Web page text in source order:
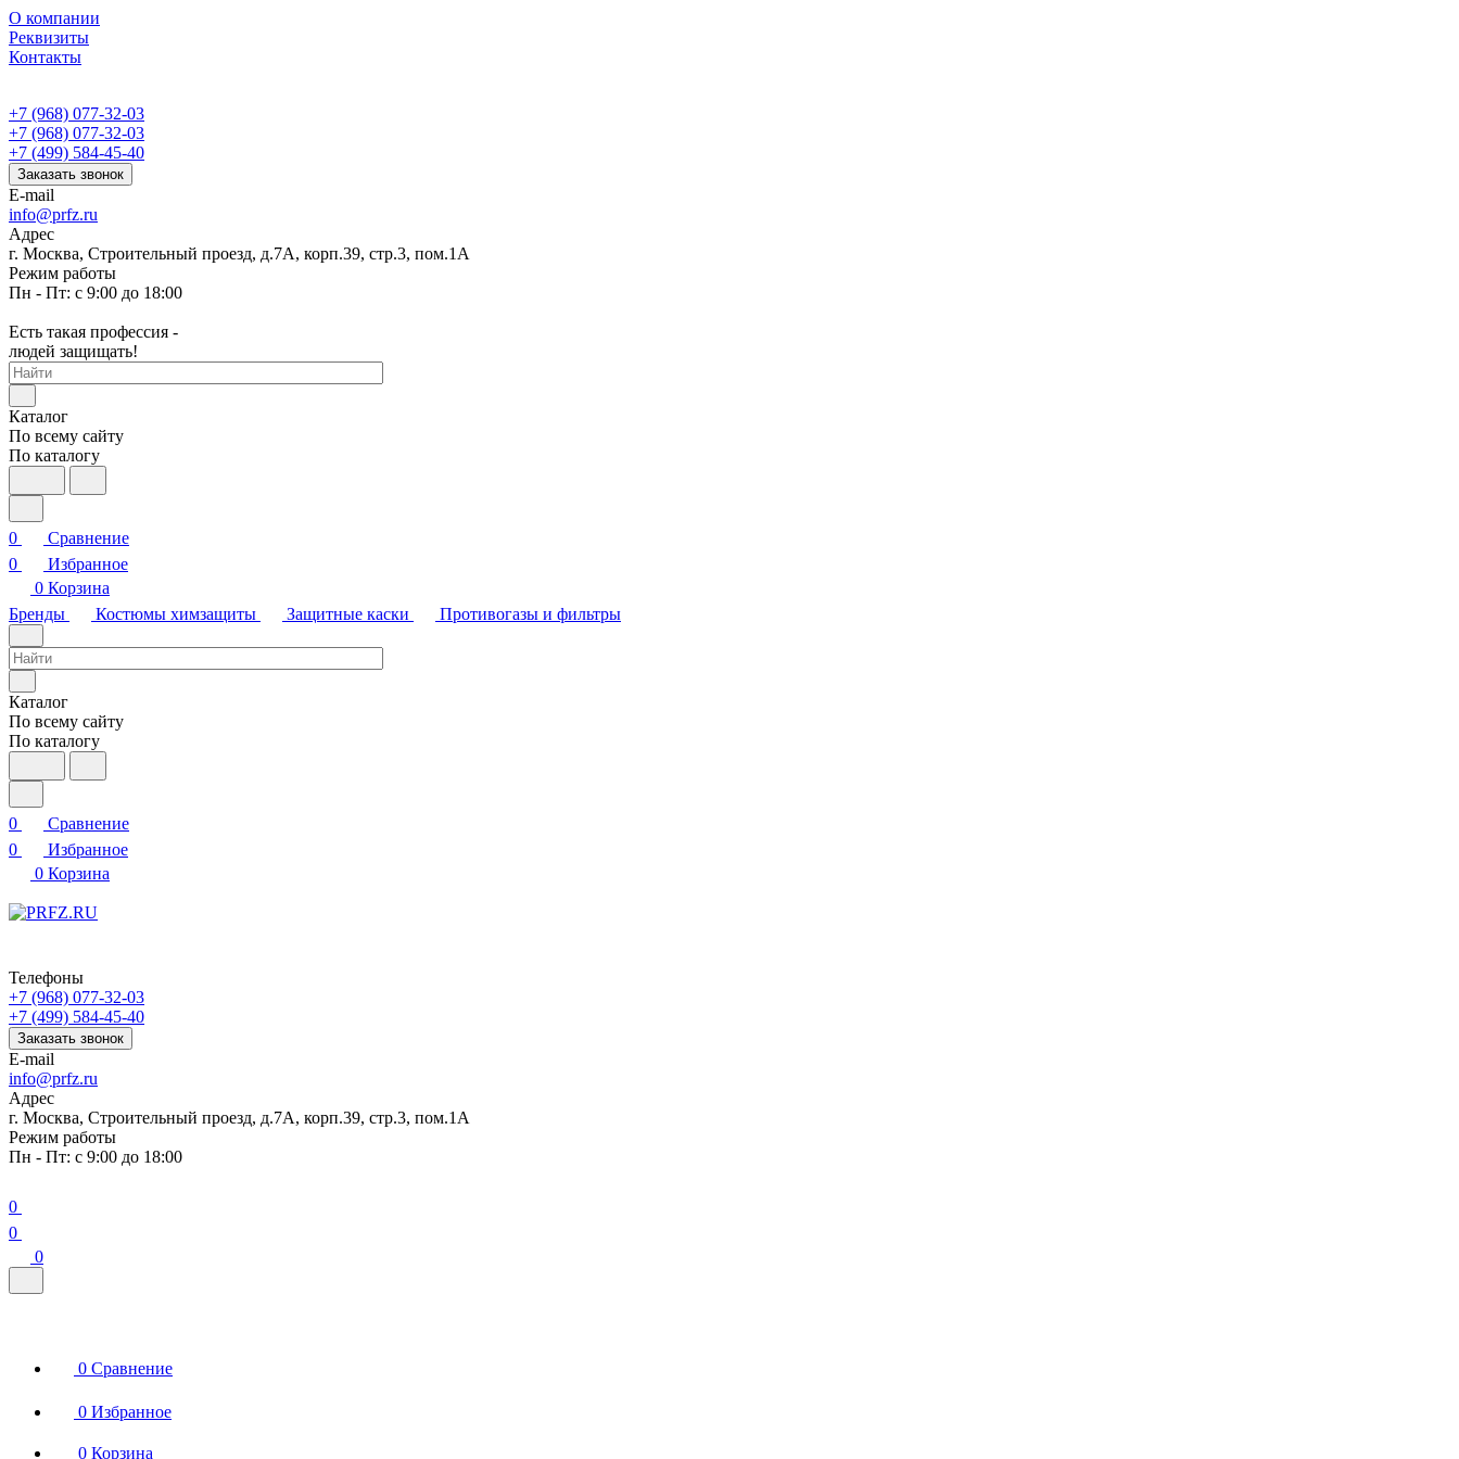
О компании
Реквизиты
Контакты
+7 (968) 077-32-03
+7 (968) 077-32-03
+7 (499) 584-45-40
Заказать звонок
E-mail
info@prfz.ru
Адрес
г. Москва, Строительный проезд, д.7А, корп.39, стр.3, пом.1А
Режим работы
Пн - Пт: с 9:00 до 18:00
Есть такая профессия -
людей защищать!
Каталог
По всему сайту
По каталогу
0
Сравнение
0
Избранное
0 Корзина
Бренды
Костюмы химзащиты Защитные каски Противогазы и фильтры
Каталог
По всему сайту
По каталогу
0
Сравнение
0
Избранное
0 Корзина
Телефоны
+7 (968) 077-32-03
+7 (499) 584-45-40
Заказать звонок
E-mail
info@prfz.ru
Адрес
г. Москва, Строительный проезд, д.7А, корп.39, стр.3, пом.1А
Режим работы
Пн - Пт: с 9:00 до 18:00
0
0
0
0 Сравнение
0 Избранное
0 Корзина